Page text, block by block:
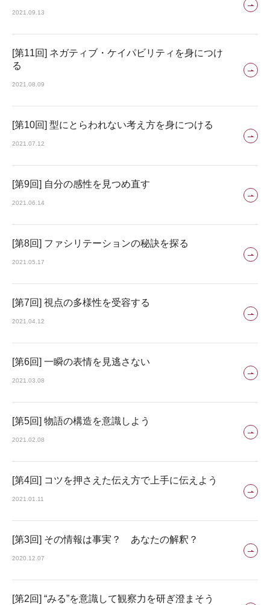
2021.09.13
[第11回] ネガティブ・ケイパビリティを身につけ
る
2021.08.09
[第10回] 型にとらわれない考え方を身につける
2021.07.12
[第9回] 自分の感性を見つめ直す
2021.06.14
[第8回] ファシリテーションの秘訣を探る
2021.05.17
[第7回] 視点の多様性を受容する
2021.04.12
[第6回] 一瞬の表情を見逃さない
2021.03.08
[第5回] 物語の構造を意識しよう
2021.02.08
[第4回] コツを押さえた伝え方で上手に伝えよう
2021.01.11
[第3回] その情報は事実？ あなたの解釈？
2020.12.07
[第2回] “みる”を意識して観察力を研ぎ澄まそう